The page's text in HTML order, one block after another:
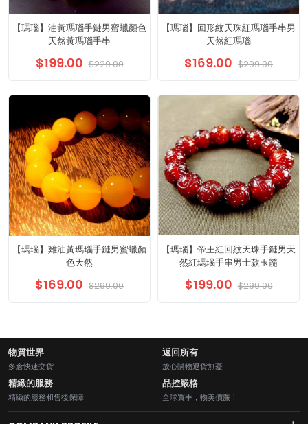
【瑪瑙】油黃瑪瑙手鏈男蜜蠟顏色
天然黃瑪瑙手串
$199.00 $229.00
【瑪瑙】回形紋天珠紅瑪瑙手串男
天然紅瑪瑙
$169.00 $299.00
【瑪瑙】雞油黃瑪瑙手鏈男蜜蠟顏
色天然
$169.00 $299.00
【瑪瑙】帝王紅回紋天珠手鏈男天
然紅瑪瑙手串男士款玉髓
$199.00 $299.00
物質世界
多倉快速交貨
返回所有
放心購物退貨無憂
精緻的服務
精緻的服務和售後保障
品控嚴格
全球買手，物美價廉！